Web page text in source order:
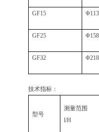
GF15 Φ113
GF25 Φ158
GF32 Φ218
技术指标：
型号
测量范围
l/H